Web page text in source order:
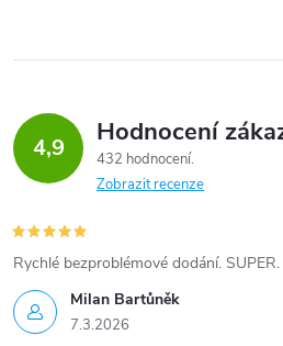
4,9 Hodnocení
432 hodnocení
Zobrazit recenze
Milan Bartůněk
7.3.2026
Rychlé bezproblémové dodání. SUPER.